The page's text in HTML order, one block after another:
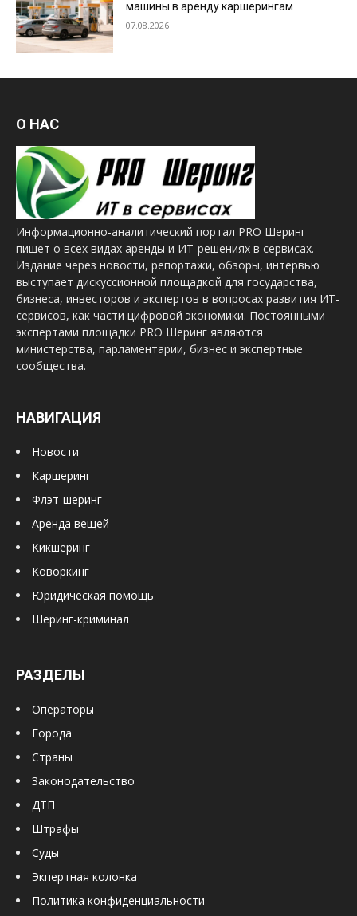
машины в аренду каршерингам
07.08.2026
О НАС
Информационно-аналитический портал PRO Шеринг
пишет о всех видах аренды и ИТ-решениях в сервисах.
Издание через новости, репортажи, обзоры, интервью
выступает дискуссионной площадкой для государства,
бизнеса, инвесторов и экспертов в вопросах развития ИТ-
сервисов, как части цифровой экономики. Постоянными
экспертами площадки PRO Шеринг являются
министерства, парламентарии, бизнес и экспертные
сообщества.
НАВИГАЦИЯ
Новости
Каршеринг
Флэт-шеринг
Аренда вещей
Кикшеринг
Коворкинг
Юридическая помощь
Шеринг-криминал
РАЗДЕЛЫ
Операторы
Города
Страны
Законодательство
ДТП
Штрафы
Суды
Экпертная колонка
Политика конфиденциальности